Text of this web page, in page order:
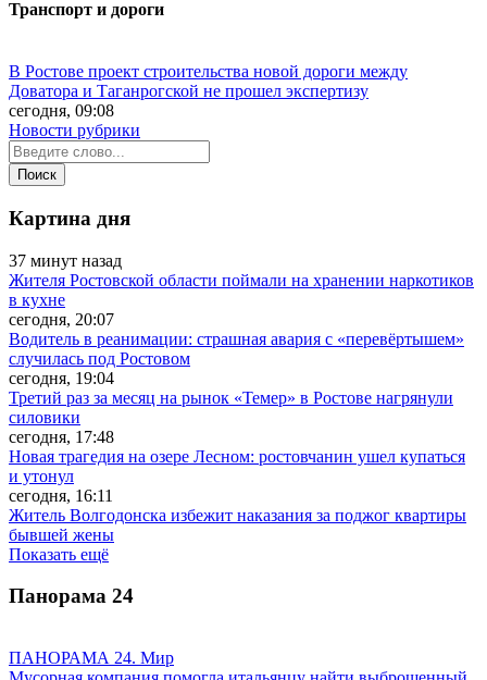
Транспорт и дороги
В Ростове проект строительства новой дороги между
Доватора и Таганрогской не прошел экспертизу
сегодня, 09:08
Новости рубрики
Картина дня
37 минут назад
Жителя Ростовской области поймали на хранении наркотиков
в кухне
сегодня, 20:07
Водитель в реанимации: страшная авария с «перевёртышем»
случилась под Ростовом
сегодня, 19:04
Третий раз за месяц на рынок «Темер» в Ростове нагрянули
силовики
сегодня, 17:48
Новая трагедия на озере Лесном: ростовчанин ушел купаться
и утонул
сегодня, 16:11
Житель Волгодонска избежит наказания за поджог квартиры
бывшей жены
Показать ещё
Панорама 24
ПАНОРАМА 24. Мир